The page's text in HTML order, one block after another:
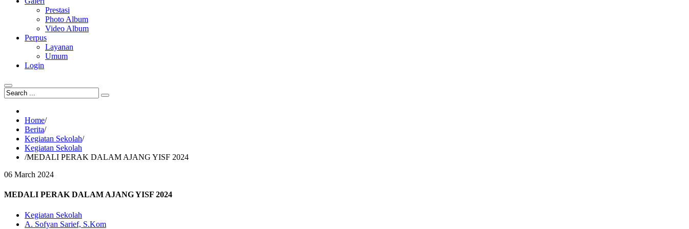
Prestasi
Photo Album
Video Album
Perpus
Layanan
Umum
Login
Home/
Berita/
Kegiatan Sekolah/
Kegiatan Sekolah
/MEDALI PERAK DALAM AJANG YISF 2024
06 March 2024
MEDALI PERAK DALAM AJANG YISF 2024
Kegiatan Sekolah
A. Sofyan Sarief, S.Kom